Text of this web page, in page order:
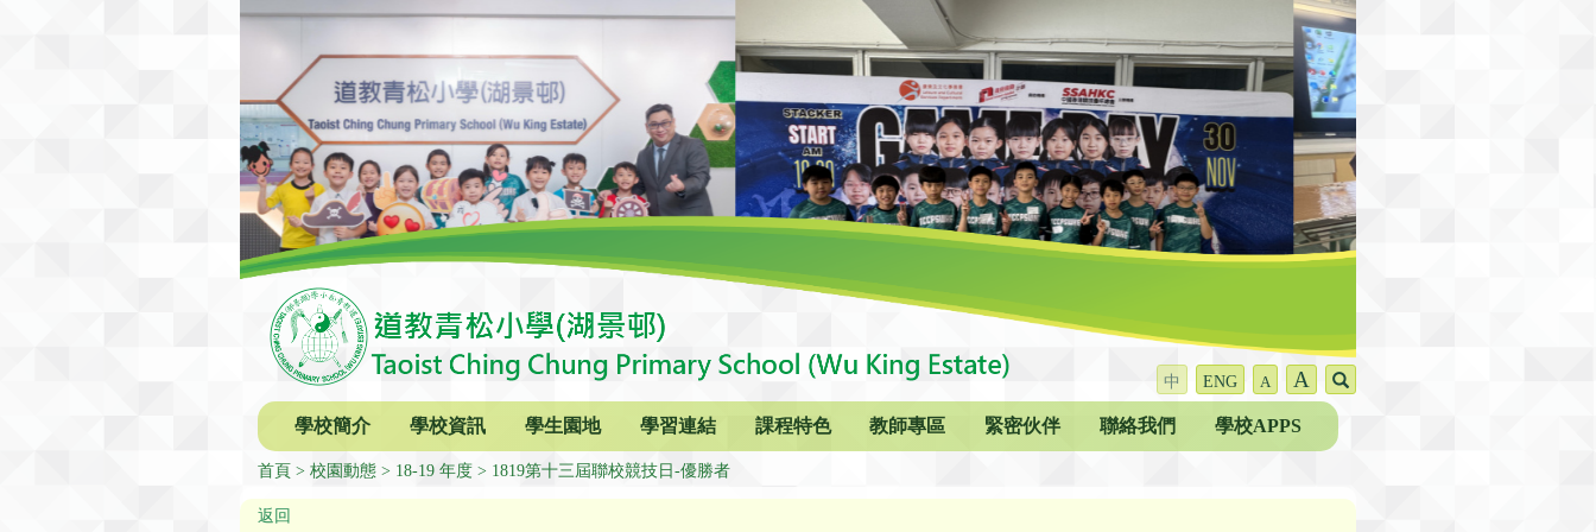
中 ENG A A
學校簡介 學校資訊 學生園地 學習連結 課程特色 教師專區 緊密伙伴 聯絡我們 學校APPS
首頁 校園動態 18-19 年度 1819第十三屆聯校競技日-優勝者
返回